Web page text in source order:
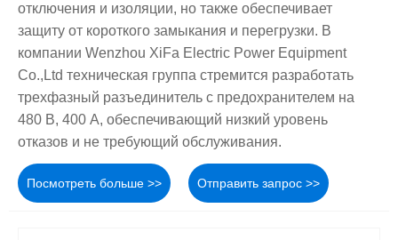
отключения и изоляции, но также обеспечивает
защиту от короткого замыкания и перегрузки. В
компании Wenzhou XiFa Electric Power Equipment
Co.,Ltd техническая группа стремится разработать
трехфазный разъединитель с предохранителем на
480 В, 400 А, обеспечивающий низкий уровень
отказов и не требующий обслуживания.
Посмотреть больше >> Отправить запрос >>